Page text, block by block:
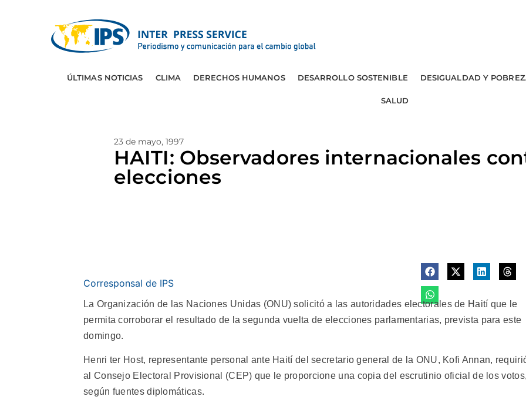
ÚLTIMAS NOTICIAS CLIMA DERECHOS HUMANOS DESARROLLO SOSTENIBLE DESIGUALDAD Y
SALUD
23 de mayo, 1997
HAITI: Observadores internacionales
elecciones
Corresponsal de IPS
La Organización de las Naciones Unidas (ONU) solicitó a las autoridades electorales de Haití que le
permita corroborar el resultado de la segunda vuelta de elecciones parlamentarias, prevista para este
domingo.
Henri ter Host, representante personal ante Haití del secretario general de la ONU, Kofi Annan,
al Consejo Electoral Provisional (CEP) que le proporcione una copia del escrutinio oficial de los
según fuentes diplomáticas.